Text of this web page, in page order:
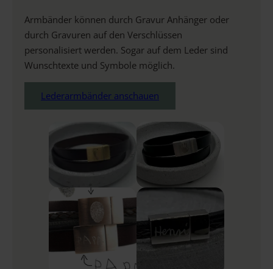
Armbänder können durch Gravur Anhänger oder
durch Gravuren auf den Verschlüssen
personalisiert werden. Sogar auf dem Leder sind
Wunschtexte und Symbole möglich.
Lederarmbänder anschauen